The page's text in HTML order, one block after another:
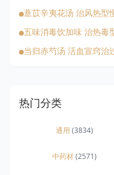
薏苡辛夷花汤 治风热型
五味消毒饮加味 治热毒
当归赤芍汤 活血宣窍治
热门分类
通用 (3834)
中药材(2571)